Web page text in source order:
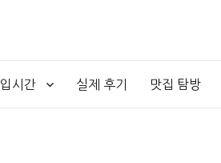
시간 실제 후기 맛집 탐방